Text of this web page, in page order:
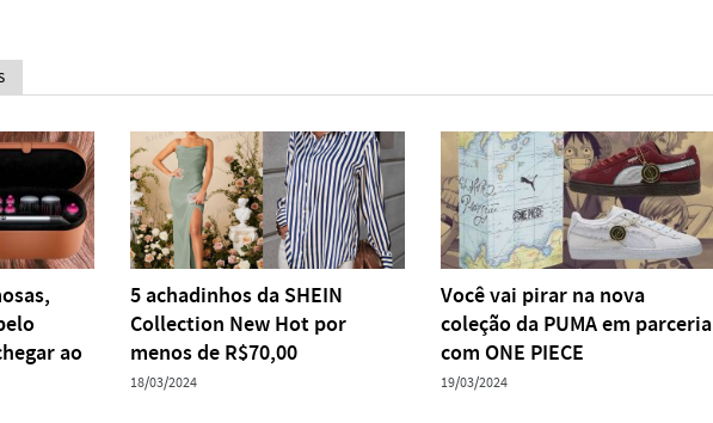
ao
5 achadinhos da SHEIN
Collection New Hot por
menos de R$70,00
18/03/2024
Você vai pirar na nova
coleção da PUMA em parceria
com ONE PIECE
19/03/2024